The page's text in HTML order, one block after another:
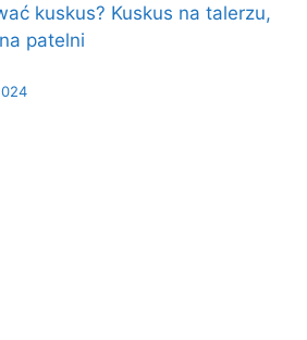
kuskus? Kuskus na talerzu,
patelni